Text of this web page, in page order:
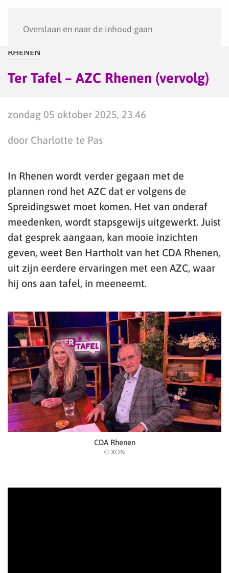
Overslaan en naar de inhoud gaan
RHENEN
Ter Tafel – AZC Rhenen (vervolg)
zondag 05 oktober 2025, 23.46
door Charlotte te Pas
In Rhenen wordt verder gegaan met de
plannen rond het AZC dat er volgens de
Spreidingswet moet komen. Het van onderaf
meedenken, wordt stapsgewijs uitgewerkt. Juist
dat gesprek aangaan, kan mooie inzichten
geven, weet Ben Hartholt van het CDA Rhenen,
uit zijn eerdere ervaringen met een AZC, waar
hij ons aan tafel, in meeneemt.
CDA Rhenen
© XON